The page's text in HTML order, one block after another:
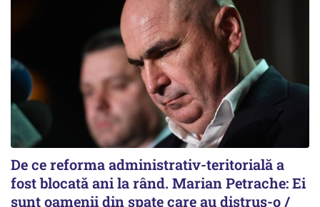
De ce reforma administrativ-teritorială a
fost blocată ani la rând. Marian Petrache: Ei
sunt oamenii din spate care au distrus-o /